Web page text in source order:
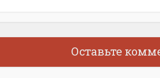
Оставьте